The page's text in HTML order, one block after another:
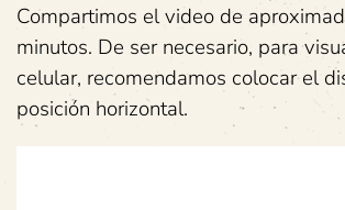
Compartimos el video de
minutos. De ser necesario, para
celular, recomendamos colocar el
posición horizontal.